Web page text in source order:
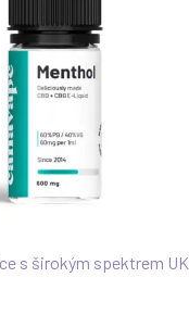
s širokým spektrem UK